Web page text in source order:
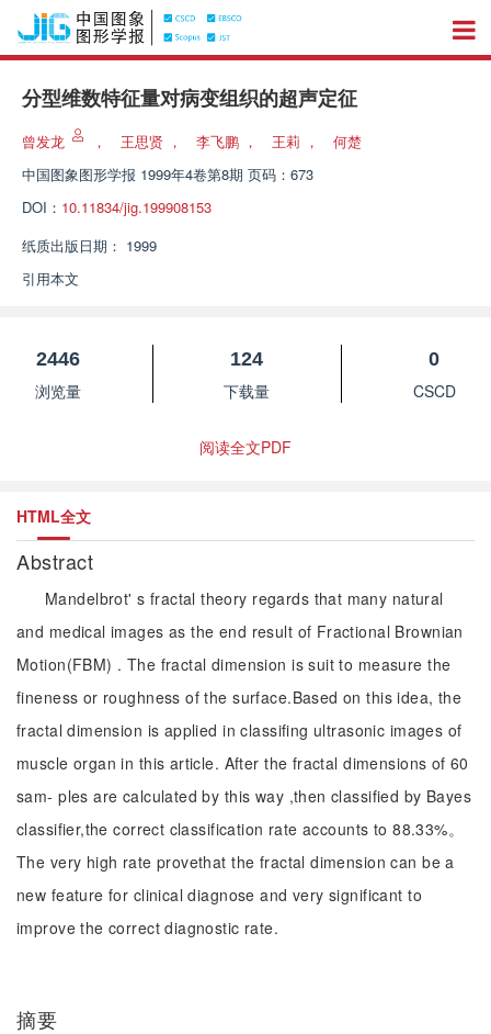
分型维数特征量对病变组织的超声定征
曾发龙 ， 王思贤 ， 李飞鹏 ， 王莉 ，
何楚
中国图象图形学报 1999年4卷第8期 页码：673
DOI： 10.11834/jig.199908153
纸质出版日期： 1999
引用本文
2446
浏览量
124
下载量
0
CSCD
阅读全文PDF
HTML全文
Abstract
Mandelbrot' s fractal theory regards that many natural
and medical images as the end result of Fractional Brownian
Motion(FBM) . The fractal dimension is suit to measure the
fineness or roughness of the surface.Based on this idea, the
fractal dimension is applied in classifing ultrasonic images of
muscle organ in this article. After the fractal dimensions of 60
sam- ples are calculated by this way ,then classified by Bayes
classifier,the correct classification rate accounts to 88.33%。
The very high rate provethat the fractal dimension can be a
new feature for clinical diagnose and very significant to
improve the correct diagnostic rate.
摘要